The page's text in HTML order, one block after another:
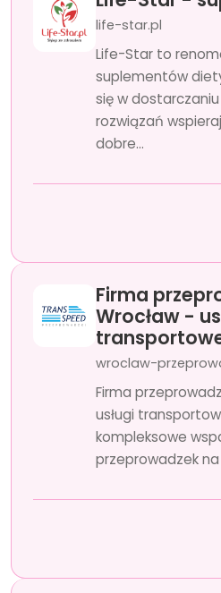
life-star.pl
Life-Star to
suplementów
się w
rozwiązań
dobre...
Firma
Wrocław -
wroclaw-
Firma
usługi
kompleksowe
przeprowadzek na